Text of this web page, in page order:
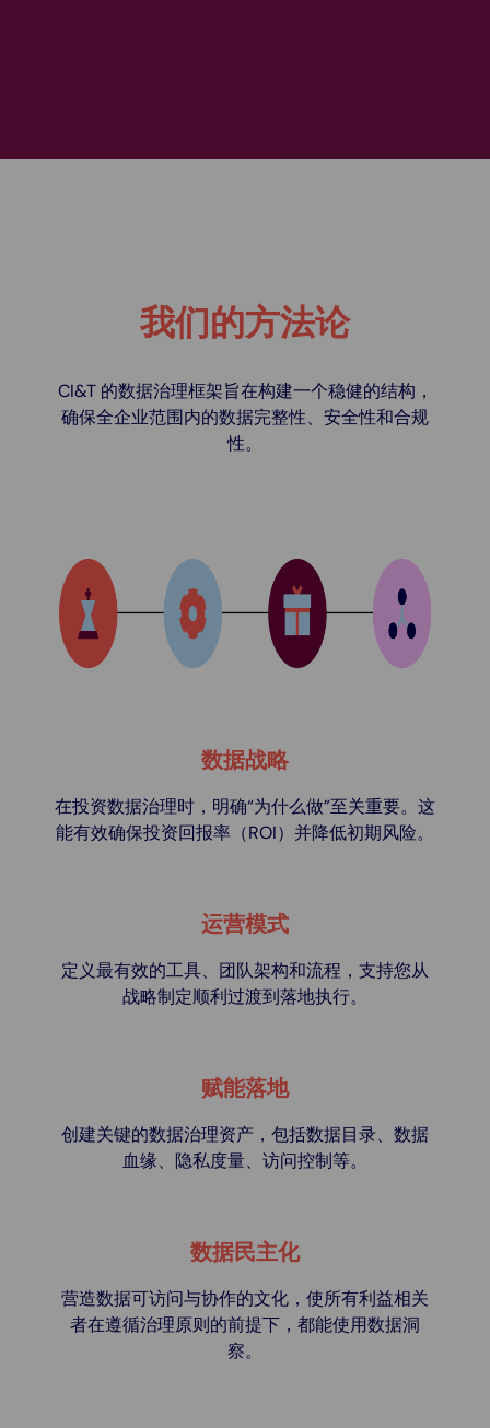
我们的方法论
CI&T 的数据治理框架旨在构建一个稳健的结构，
确保全企业范围内的数据完整性、安全性和合规
性。
数据战略
在投资数据治理时，明确“为什么做”至关重要。这
能有效确保投资回报率（ROI）并降低初期风险。
运营模式
定义最有效的工具、团队架构和流程，支持您从
战略制定顺利过渡到落地执行。
赋能落地
创建关键的数据治理资产，包括数据目录、数据
血缘、隐私度量、访问控制等。
数据民主化
营造数据可访问与协作的文化，使所有利益相关
者在遵循治理原则的前提下，都能使用数据洞
察。